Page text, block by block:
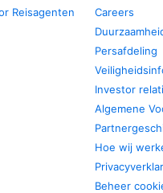
Reisagenten
Careers
Persafdeling
Investor
Algemene
Hoe wij
Beheer